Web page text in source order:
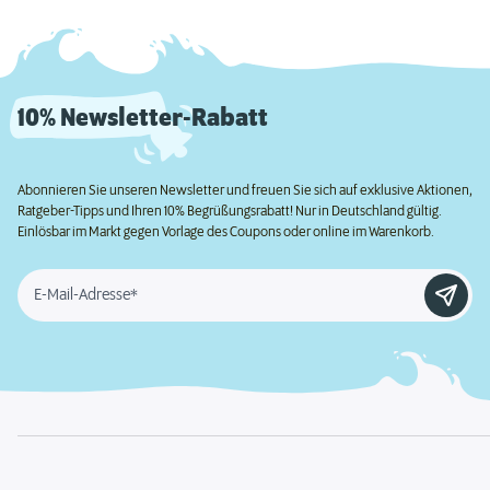
10% Newsletter-Rabatt
Abonnieren Sie unseren Newsletter und freuen Sie sich auf exklusive Aktionen,
Ratgeber-Tipps und Ihren 10% Begrüßungsrabatt! Nur in Deutschland gültig.
Einlösbar im Markt gegen Vorlage des Coupons oder online im Warenkorb.
E-Mail-Adresse*